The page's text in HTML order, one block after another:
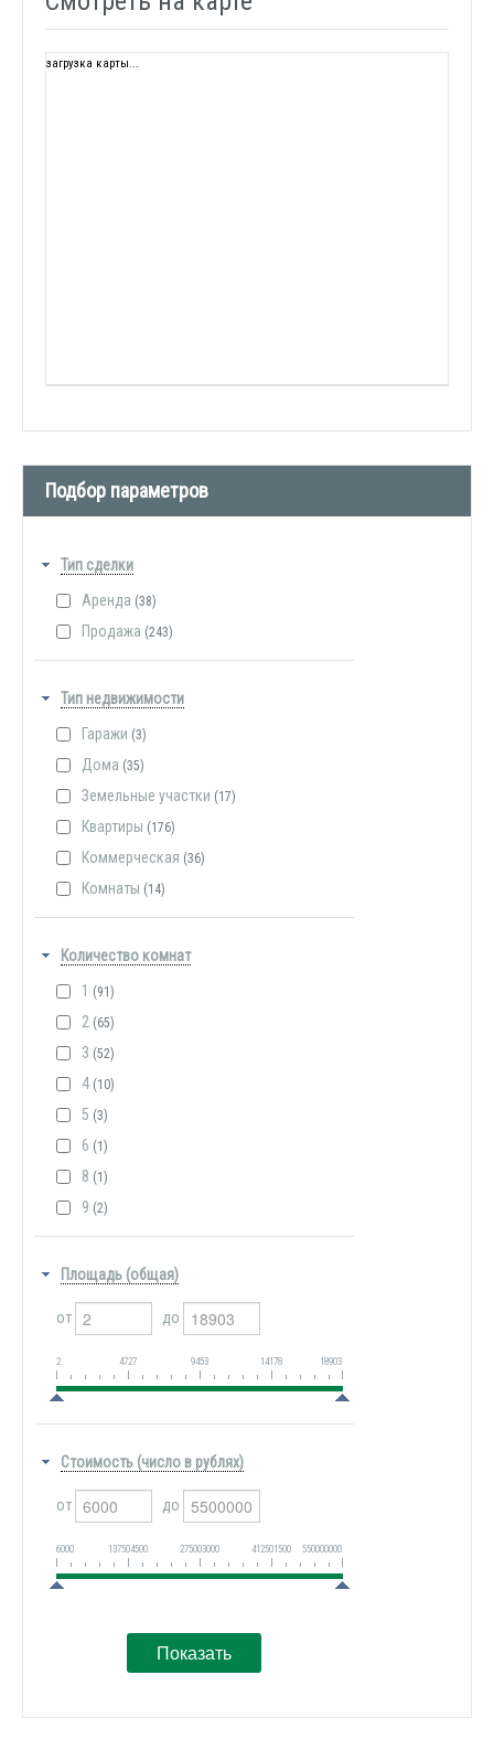
загрузка карты...
Подбор параметров
Тип сделки
Аренда (38)
Продажа (243)
Тип недвижимости
Гаражи (3)
Дома (35)
Земельные участки (17)
Квартиры (176)
Коммерческая (36)
Комнаты (14)
Количество комнат
1 (91)
2 (65)
3 (52)
4 (10)
5 (3)
6 (1)
8 (1)
9 (2)
Площадь (общая)
от до
2 4727 9453 14178 18903
Стоимость (число в рублях)
от до
6000 137504500 275003000 412501500 550000000